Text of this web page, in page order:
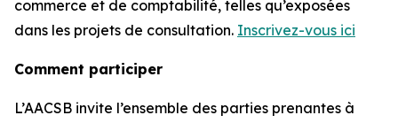
commerce et de comptabilité, telles qu’exposées
dans les projets de consultation. Inscrivez-vous ici
Comment participer
L’AACSB invite l’ensemble des parties prenantes à